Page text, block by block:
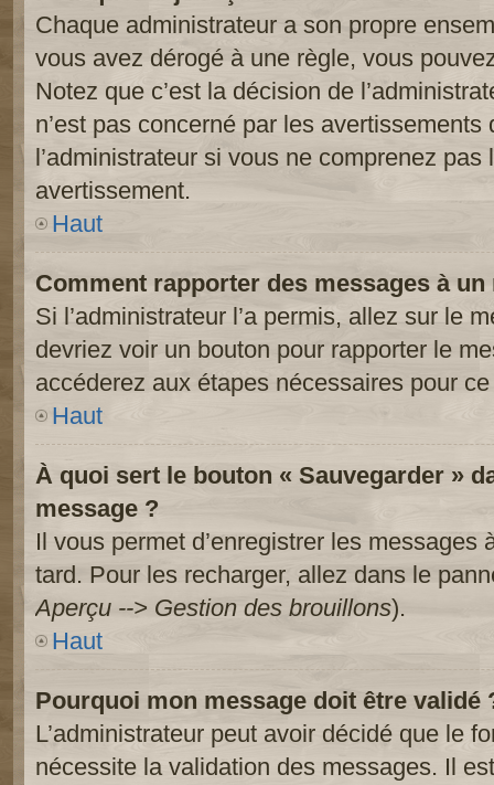
Chaque administrateur a son propre
vous avez dérogé à une règle, vous
Notez que c’est la décision de
n’est pas concerné par les avertissements
l’administrateur si vous ne comprenez
avertissement.
Haut
Comment rapporter des messages à
Si l’administrateur l’a permis, allez sur le
devriez voir un bouton pour rapporter le
accéderez aux étapes nécessaires pour
Haut
À quoi sert le bouton « Sauvegarder »
message ?
Il vous permet d’enregistrer les messages
tard. Pour les recharger, allez dans le
Aperçu --> Gestion des brouillons).
Haut
Pourquoi mon message doit être validé
L’administrateur peut avoir décidé que le
nécessite la validation des messages. Il